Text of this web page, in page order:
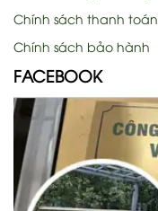
Chính sách thanh toán
Chính sách bảo hành
FACEBOOK